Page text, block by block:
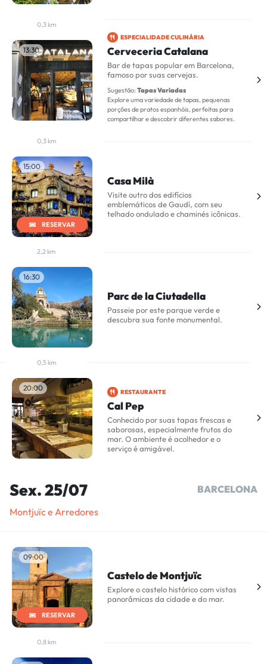
0,3 km
13:30
ESPECIALIDADE CULINÁRIA
Cerveceria Catalana
Bar de tapas popular em Barcelona,
famoso por suas cervejas.
Sugestão: Tapas Variadas
Explore uma variedade de tapas, pequenas
porções de pratos espanhóis, perfeitas para
compartilhar e descobrir diferentes sabores.
0,3 km
15:00
RESERVAR
Casa Milà
Visite outro dos edifícios
emblemáticos de Gaudí, com seu
telhado ondulado e chaminés icônicas.
2,2 km
16:30
Parc de la Ciutadella
Passeie por este parque verde e
descubra sua fonte monumental.
0,5 km
20:00 RESTAURANTE
Cal Pep
Conhecido por suas tapas frescas e
saborosas, especialmente frutos do
mar. O ambiente é acolhedor e o
serviço é amigável.
Sex. 25/07
BARCELONA
Montjuïc e Arredores
09:00
RESERVAR
Castelo de Montjuïc
Explore o castelo histórico com vistas
panorâmicas da cidade e do mar.
0,8 km